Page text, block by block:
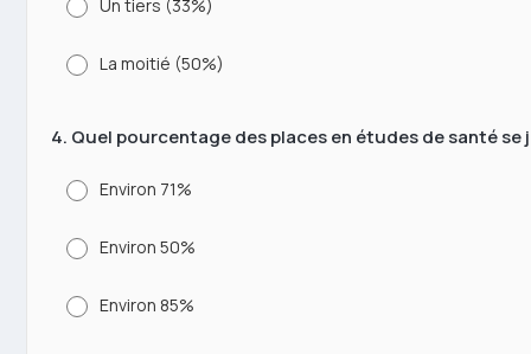
Un tiers (33%)
La moitié (50%)
4. Quel pourcentage des places en études de santé se
Environ 71%
Environ 50%
Environ 85%